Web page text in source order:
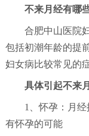
不来月经有哪
合肥中山医院妇
包括初潮年龄的提
妇女病比较常见的
具体引起不来
1、怀孕：月经
有怀孕的可能